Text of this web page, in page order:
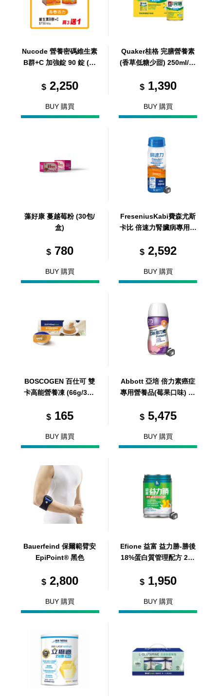
Nucode 營養密碼維生素
B群+C 加強錠 90 錠 (買
$2,250
BUY 購買
Quaker桂格 完膳營養素
(香草低糖少甜) 250ml/24
$1,390
BUY 購買
藻好康 蔓越莓粉 (30包/
盒)
$780
BUY 購買
FreseniusKabi費森尤斯
卡比 倍速力腎臟病專用配
味) 200ml/24罐/箱 (共24
$2,592
BUY 購買
BOSCOGEN 百仕可 雙
卡高能營養凍 (66g/3顆/
$165
BUY 購買
Abbott 亞培 倍力素癌症
專用營養品(莓果口味) 22
1箱)
$5,475
BUY 購買
Bauerfeind 保爾範臂安
EpiPoint® 黑色
$2,800
BUY 購買
Efione 益富 益力勝-勝後
18%蛋白質管理配方 237
箱)
$1,950
BUY 購買